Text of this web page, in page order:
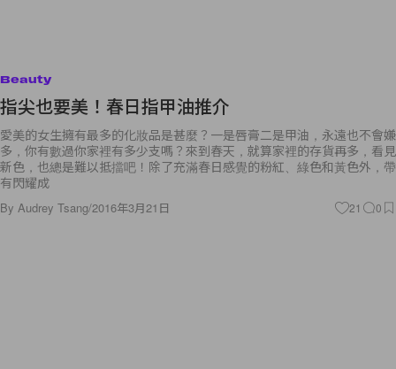
Beauty
指尖也要美！春日指甲油推介
愛美的女生擁有最多的化妝品是甚麼？一是唇膏二是甲油，永遠也不會嫌
多，你有數過你家裡有多少支嗎？來到春天，就算家裡的存貨再多，看見
新色，也總是難以抵擋吧！除了充滿春日感覺的粉紅、綠色和黃色外，帶
有閃耀成
By Audrey Tsang/2016年3月21日 21 0